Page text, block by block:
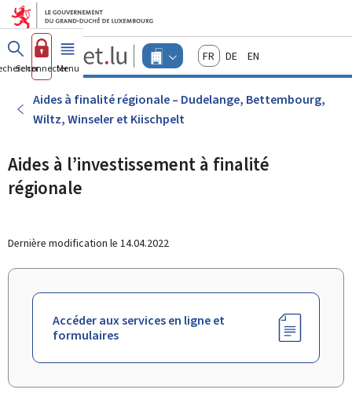
Aller au menu principal
Aller au contenu
Guichet.lu
Changer
d'espace
Menu
entreprises
FrançaisDeutschEnglish
Se connecterMenu principal
Aides à finalité régionale – Dudelange, Bettembourg,
Wiltz, Winseler et Kiischpelt
Aides à l’investissement à finalité
régionale
Dernière modification le 14.04.2022
Accéder aux services en ligne et
formulaires